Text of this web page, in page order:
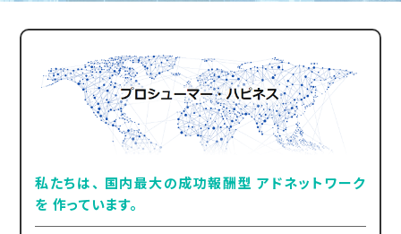
私たちは、 国内最大の成功報酬型 アドネットワーク
を 作っています。